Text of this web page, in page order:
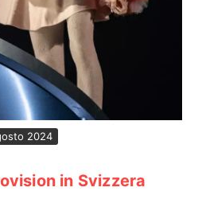
2024
in Svizzera